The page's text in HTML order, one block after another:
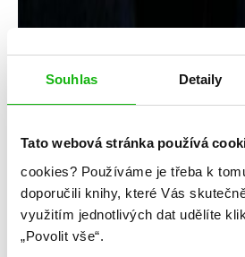
Souhlas Detaily
Tato webová stránka používá
cookies? Používáme je třeba k
doporučili knihy, které Vás
využitím jednotlivých dat udělíte
„Povolit vše“.
Kategorie: young
Superman: Ničitel úsvitu
Matt de la Pena